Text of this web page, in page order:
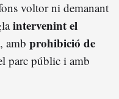
voltor ni demanant
intervenint el
amb prohibició de
parc públic i amb